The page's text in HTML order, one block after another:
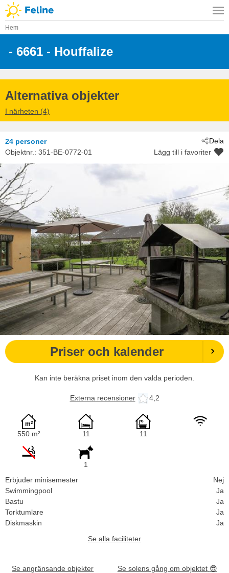
Hem
- 6661 - Houffalize
Alternativa objekter
I närheten (4)
Dela
24 personer
Objektnr.: 351-BE-0772-01 Lägg till i favoriter
Priser och kalender
Kan inte beräkna priset inom den valda perioden.
Externa recensioner 4,2
550 m² 11 11
1
Erbjuder minisemester
Nej
Swimmingpool
Ja
Bastu
Ja
Torktumlare
Ja
Diskmaskin
Ja
Se alla faciliteter
Se angränsande objekter Se solens gång om objektet 😎